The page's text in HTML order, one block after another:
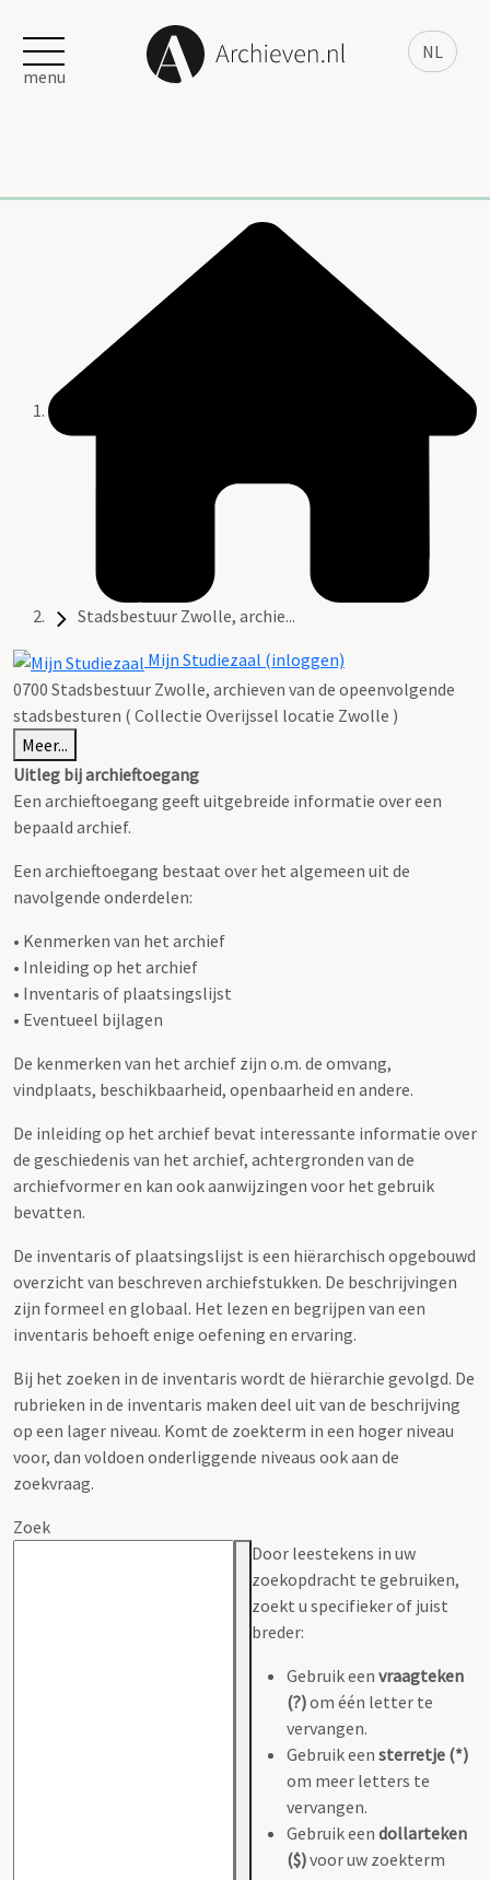
NL
menu
Stadsbestuur Zwolle, archie...
Mijn Studiezaal (inloggen)
0700 Stadsbestuur Zwolle, archieven van de opeenvolgende
stadsbesturen ( Collectie Overijssel locatie Zwolle )
Meer...
Uitleg bij archieftoegang
Een archieftoegang geeft uitgebreide informatie over een
bepaald archief.
Een archieftoegang bestaat over het algemeen uit de
navolgende onderdelen:
• Kenmerken van het archief
• Inleiding op het archief
• Inventaris of plaatsingslijst
• Eventueel bijlagen
De kenmerken van het archief zijn o.m. de omvang,
vindplaats, beschikbaarheid, openbaarheid en andere.
De inleiding op het archief bevat interessante informatie over
de geschiedenis van het archief, achtergronden van de
archiefvormer en kan ook aanwijzingen voor het gebruik
bevatten.
De inventaris of plaatsingslijst is een hiërarchisch opgebouwd
overzicht van beschreven archiefstukken. De beschrijvingen
zijn formeel en globaal. Het lezen en begrijpen van een
inventaris behoeft enige oefening en ervaring.
Bij het zoeken in de inventaris wordt de hiërarchie gevolgd. De
rubrieken in de inventaris maken deel uit van de beschrijving
op een lager niveau. Komt de zoekterm in een hoger niveau
voor, dan voldoen onderliggende niveaus ook aan de
zoekvraag.
Zoek
Door leestekens in uw
zoekopdracht te gebruiken,
zoekt u specifieker of juist
breder:
Gebruik een vraagteken
(?)om één letter te
vervangen.
Gebruik een sterretje (*)
om meer letters te
vervangen.
Gebruik een dollarteken
($)voor uw zoekterm